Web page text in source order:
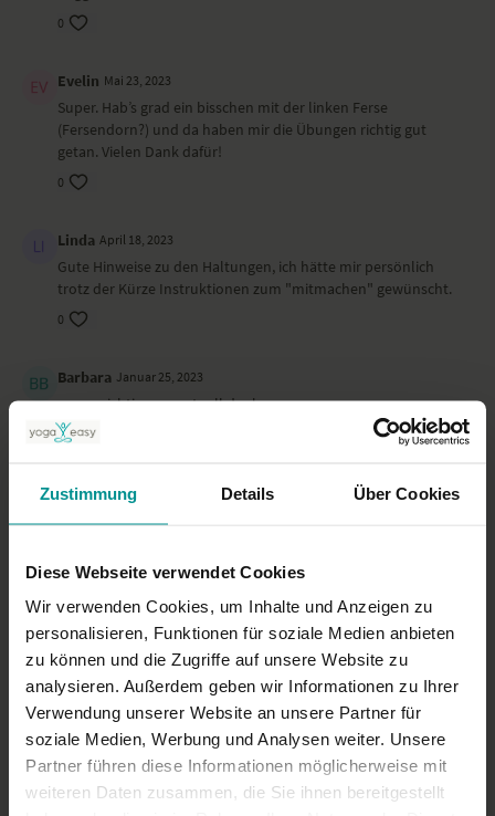
Zustimmung Details Über Cookies
Diese Webseite verwendet Cookies
Wir verwenden Cookies, um Inhalte und Anzeigen zu
personalisieren, Funktionen für soziale Medien anbieten
zu können und die Zugriffe auf unsere Website zu
analysieren. Außerdem geben wir Informationen zu Ihrer
Verwendung unserer Website an unsere Partner für
soziale Medien, Werbung und Analysen weiter. Unsere
Partner führen diese Informationen möglicherweise mit
weiteren Daten zusammen, die Sie ihnen bereitgestellt
0
Evelin Mai 23, 2023
Super. Hab’s grad ein bisschen mit der linken Ferse
(Fersendorn?) und da haben mir die Übungen richtig gut
getan. Vielen Dank dafür!
0
Linda April 18, 2023
Gute Hinweise zu den Haltungen, ich hätte mir persönlich
trotz der Kürze Instruktionen zum "mitmachen" gewünscht.
0
Barbara Januar 25, 2023
genau richtig, so wertvoll danke
0
Saskia J. November 07, 2021
Gibt es Übungen um die Fußsohle zu dehnen?
0
Mehr laden
Ähnliche Videos